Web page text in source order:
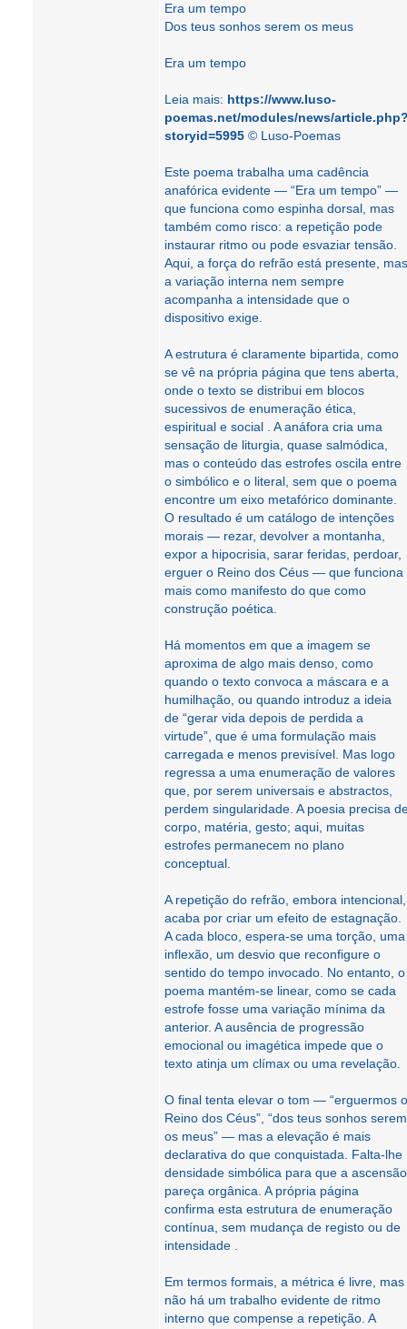
Era um tempo
Dos teus sonhos serem os meus
Era um tempo
Leia mais: https://www.luso-
poemas.net/modules/news/
storyid=5995 © Luso-Poemas
Este poema trabalha uma cadência
anafórica evidente — “Era um tempo” —
que funciona como espinha dorsal, mas
também como risco: a repetição pode
instaurar ritmo ou pode esvaziar tensão.
Aqui, a força do refrão está presente, mas
a variação interna nem sempre
acompanha a intensidade que o
dispositivo exige.
A estrutura é claramente bipartida, como
se vê na própria página que tens aberta,
onde o texto se distribui em blocos
sucessivos de enumeração ética,
espiritual e social . A anáfora cria uma
sensação de liturgia, quase salmódica,
mas o conteúdo das estrofes oscila entre
o simbólico e o literal, sem que o poema
encontre um eixo metafórico dominante.
O resultado é um catálogo de intenções
morais — rezar, devolver a montanha,
expor a hipocrisia, sarar feridas, perdoar,
erguer o Reino dos Céus — que funciona
mais como manifesto do que como
construção poética.
Há momentos em que a imagem se
aproxima de algo mais denso, como
quando o texto convoca a máscara e a
humilhação, ou quando introduz a ideia
de “gerar vida depois de perdida a
virtude”, que é uma formulação mais
carregada e menos previsível. Mas logo
regressa a uma enumeração de valores
que, por serem universais e abstractos,
perdem singularidade. A poesia precisa
corpo, matéria, gesto; aqui, muitas
estrofes permanecem no plano
conceptual.
A repetição do refrão, embora intencional,
acaba por criar um efeito de estagnação.
A cada bloco, espera-se uma torção, uma
inflexão, um desvio que reconfigure o
sentido do tempo invocado. No entanto, o
poema mantém-se linear, como se cada
estrofe fosse uma variação mínima da
anterior. A ausência de progressão
emocional ou imagética impede que o
texto atinja um clímax ou uma revelação.
O final tenta elevar o tom — “erguermos o
Reino dos Céus”, “dos teus sonhos serem
os meus” — mas a elevação é mais
declarativa do que conquistada. Falta-lhe
densidade simbólica para que a ascensão
pareça orgânica. A própria página
confirma esta estrutura de enumeração
contínua, sem mudança de registo ou de
intensidade .
Em termos formais, a métrica é livre, mas
não há um trabalho evidente de ritmo
interno que compense a repetição. A